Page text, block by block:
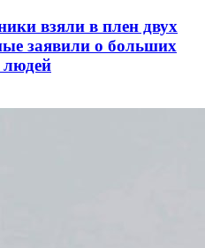
взяли в плен двух
заявили о больших
людей